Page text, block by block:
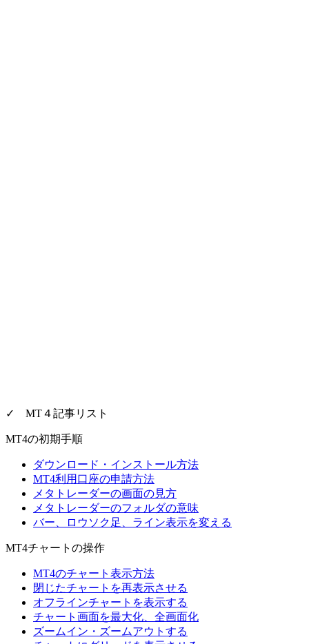
✓ MT４記事リスト
MT4の初期手順
ダウンロード・インストール方法
MT4利用口座の申請方法
メタトレーダーの画面の見方
メタトレーダーのフォルダの意味
バー、ロウソク足、ライン表示を変える
MT4チャートの操作
MT4のチャート表示方法
閉じたチャートを再表示させる
オフラインチャートを表示する
チャート画面を最大化、全画面化
ズームイン・ズームアウトする